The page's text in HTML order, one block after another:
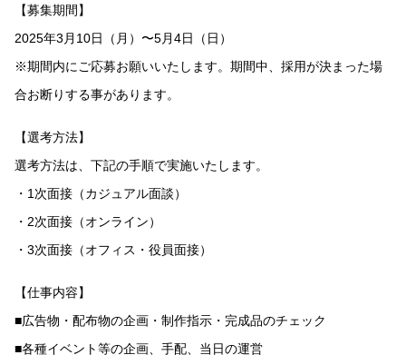
【募集期間】
2025年3月10日（月）〜5月4日（日）
※期間内にご応募お願いいたします。期間中、採用が決まった場
合お断りする事があります。
【選考方法】
選考方法は、下記の手順で実施いたします。
・1次面接（カジュアル面談）
・2次面接（オンライン）
・3次面接（オフィス・役員面接）
【仕事内容】
■広告物・配布物の企画・制作指示・完成品のチェック
■各種イベント等の企画、手配、当日の運営